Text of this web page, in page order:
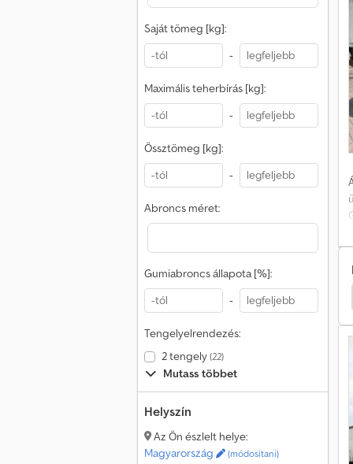
Saját tömeg [kg]:
-
Maximális teherbírás [kg]:
-
Össztömeg [kg]:
-
Abroncs méret:
Gumiabroncs állapota [%]:
-
Tengelyelrendezés:
2 tengely(22)
Mutass többet
Helyszín
Az Ön észlelt helye:
Magyarország
(módosítani)
Citroen Alváz Citroen Billenős